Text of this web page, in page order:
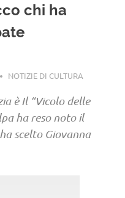
chi ha
NOTIZIE DI CULTURA
è Il “Vicolo delle
ha reso noto il
scelto Giovanna